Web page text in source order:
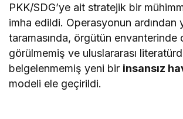
PKK/SDG’ye ait stratejik bir
imha edildi. Operasyonun ardından
taramasında, örgütün envanterinde
görülmemiş ve uluslararası
belgelenmemiş yeni bir insansız
modeli ele geçirildi.